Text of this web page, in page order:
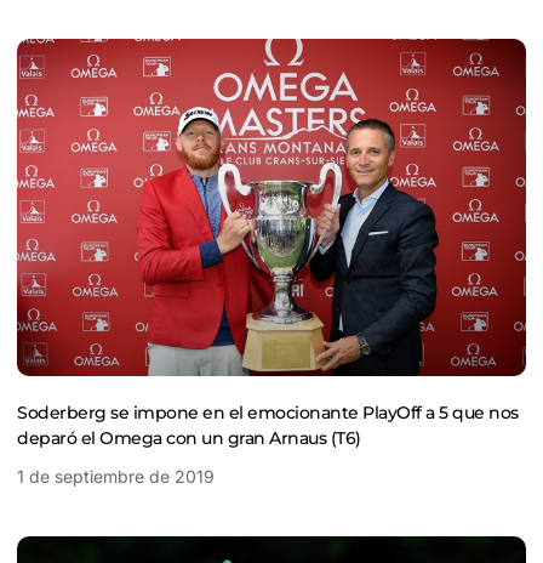
Soderberg se impone en el emocionante PlayOff a 5 que nos
deparó el Omega con un gran Arnaus (T6)
1 de septiembre de 2019